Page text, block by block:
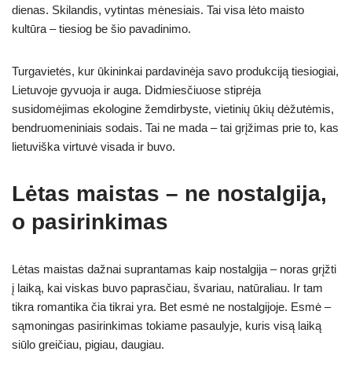
dienas. Skilandis, vytintas mėnesiais. Tai visa lėto maisto
kultūra – tiesiog be šio pavadinimo.
Turgavietės, kur ūkininkai pardavinėja savo produkciją tiesiogiai,
Lietuvoje gyvuoja ir auga. Didmiesčiuose stiprėja
susidomėjimas ekologine žemdirbyste, vietinių ūkių dėžutėmis,
bendruomeniniais sodais. Tai ne mada – tai grįžimas prie to, kas
lietuviška virtuvė visada ir buvo.
Lėtas maistas – ne nostalgija,
o pasirinkimas
Lėtas maistas dažnai suprantamas kaip nostalgija – noras grįžti
į laiką, kai viskas buvo paprasčiau, švariau, natūraliau. Ir tam
tikra romantika čia tikrai yra. Bet esmė ne nostalgijoje. Esmė –
sąmoningas pasirinkimas tokiame pasaulyje, kuris visą laiką
siūlo greičiau, pigiau, daugiau.